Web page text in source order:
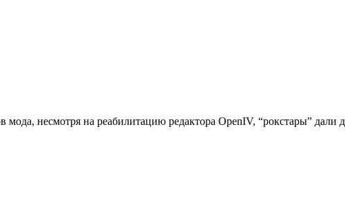
несмотря на реабилитацию редактора OpenIV, “рокстары” дали